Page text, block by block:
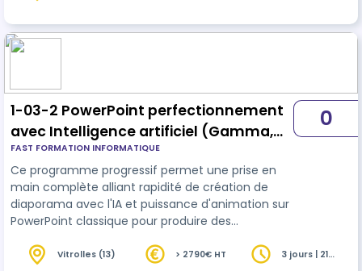
1-03-2 PowerPoint perfectionnement
avec Intelligence artificiel (Gamma,
Luvvoice et AudioConvert )– ICDL (3j) -
v2
FAST FORMATION INFORMATIQUE
Ce programme progressif permet une prise en
main complète alliant rapidité de création de
diaporama avec l'IA et puissance d'animation sur
PowerPoint classique pour produire des
0
Vitrolles (13) > 2790€ HT
3 jours | 21